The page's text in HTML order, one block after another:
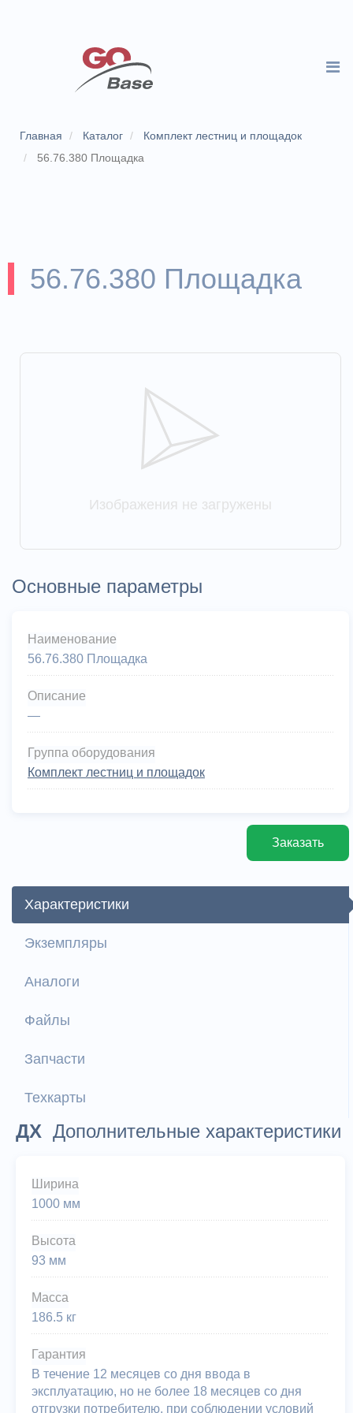
Главная Каталог
Комплект лестниц и площадок
56.76.380 Площадка
56.76.380 Площадка
Изображения не загружены
Основные параметры
Наименование
56.76.380 Площадка
Описание
—
Группа оборудования
Комплект лестниц и площадок
Заказать
Характеристики
Экземпляры
Аналоги
Файлы
Запчасти
Техкарты
ДХ Дополнительные характеристики
Ширина
1000 мм
Высота
93 мм
Масса
186.5 кг
Гарантия
В течение 12 месяцев со дня ввода в
эксплуатацию, но не более 18 месяцев со дня
отгрузки потребителю, при соблюдении условий